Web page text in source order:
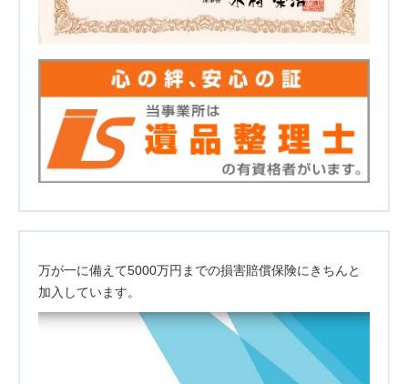
万が一に備えて5000万円までの損害賠償保険にきちんと
加入しています。